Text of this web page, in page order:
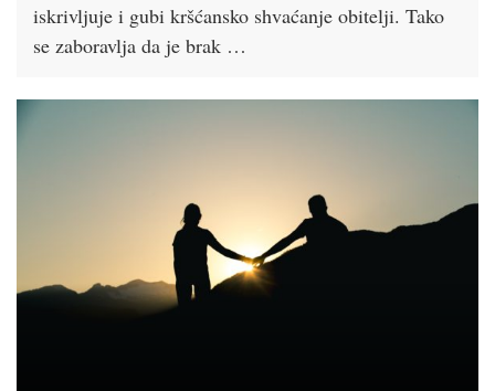
iskrivljuje i gubi kršćansko shvaćanje obitelji. Tako
se zaboravlja da je brak …